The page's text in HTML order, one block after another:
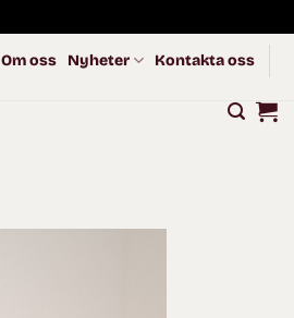
Om oss Nyheter Kontakta oss